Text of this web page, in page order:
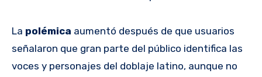
La polémica aumentó después de que usuarios
señalaron que gran parte del público identifica las
voces y personajes del doblaje latino, aunque no